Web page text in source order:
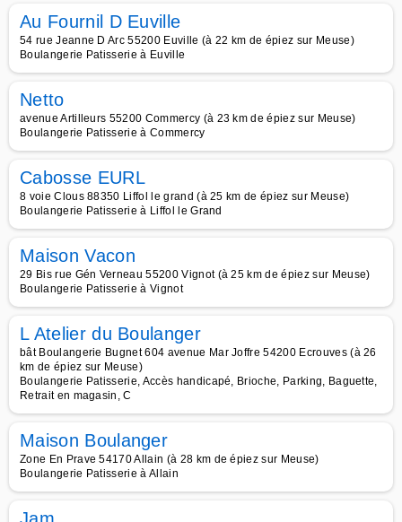
Au Fournil D Euville
54 rue Jeanne D Arc 55200 Euville (à 22 km de épiez sur Meuse)
Boulangerie Patisserie à Euville
Netto
avenue Artilleurs 55200 Commercy (à 23 km de épiez sur Meuse)
Boulangerie Patisserie à Commercy
Cabosse EURL
8 voie Clous 88350 Liffol le grand (à 25 km de épiez sur Meuse)
Boulangerie Patisserie à Liffol le Grand
Maison Vacon
29 Bis rue Gén Verneau 55200 Vignot (à 25 km de épiez sur Meuse)
Boulangerie Patisserie à Vignot
L Atelier du Boulanger
bât Boulangerie Bugnet 604 avenue Mar Joffre 54200 Ecrouves (à 26
km de épiez sur Meuse)
Boulangerie Patisserie, Accès handicapé, Brioche, Parking, Baguette,
Retrait en magasin, C
Maison Boulanger
Zone En Prave 54170 Allain (à 28 km de épiez sur Meuse)
Boulangerie Patisserie à Allain